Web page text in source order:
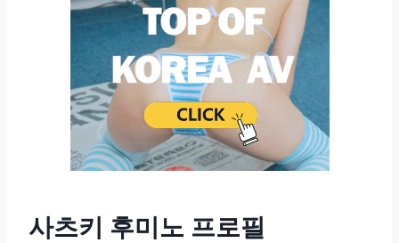
사츠키 후미노 프로필